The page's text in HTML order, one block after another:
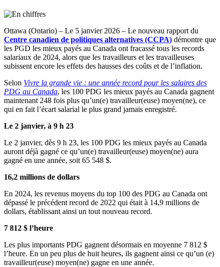
Ottawa (Ontario) – Le 5 janvier 2026 – Le nouveau rapport du
Centre canadien de politiques alternatives (CCPA) démontre que
les PGD les mieux payés au Canada ont fracassé tous les records
salariaux de 2024, alors que les travailleurs et les travailleuses
subissent encore les effets des hausses des coûts et de l’inflation.
Selon Vivre la grande vie : une année record pour les salaires des
PDG au Canada, les 100 PDG les mieux payés au Canada gagnent
maintenant 248 fois plus qu’un(e) travailleur(euse) moyen(ne), ce
qui en fait l’écart salarial le plus grand jamais enregistré.
Le 2 janvier, à 9 h 23
Le 2 janvier, dès 9 h 23, les 100 PDG les mieux payés au Canada
auront déjà gagné ce qu’un(e) travailleur(euse) moyen(ne) aura
gagné en une année, soit 65 548 $.
16,2 millions de dollars
En 2024, les revenus moyens du top 100 des PDG au Canada ont
dépassé le précédent record de 2022 qui était à 14,9 millions de
dollars, établissant ainsi un tout nouveau record.
7 812 $ l’heure
Les plus importants PDG gagnent désormais en moyenne 7 812 $
l’heure. En un peu plus de huit heures, ils gagnent ainsi ce qu’un (e)
travailleur(euse) moyen(ne) gagne en une année.